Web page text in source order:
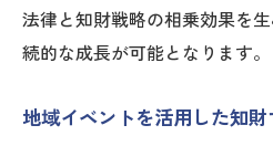
法律と知財戦略の相乗効果を
続的な成長が可能となります。
地域イベントを活用した知